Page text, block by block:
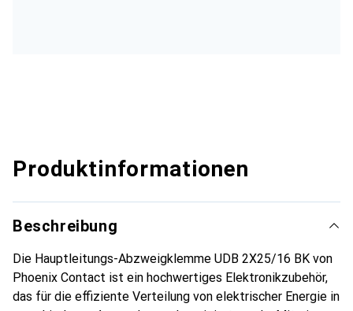
Produktinformationen
Beschreibung
Die Hauptleitungs-Abzweigklemme UDB 2X25/16 BK von
Phoenix Contact ist ein hochwertiges Elektronikzubehör,
das für die effiziente Verteilung von elektrischer Energie in